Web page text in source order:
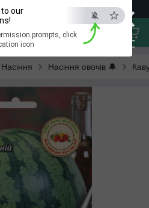
×
ESC
our
prompts, click
icon
Насіння Насіння овочів 🔔